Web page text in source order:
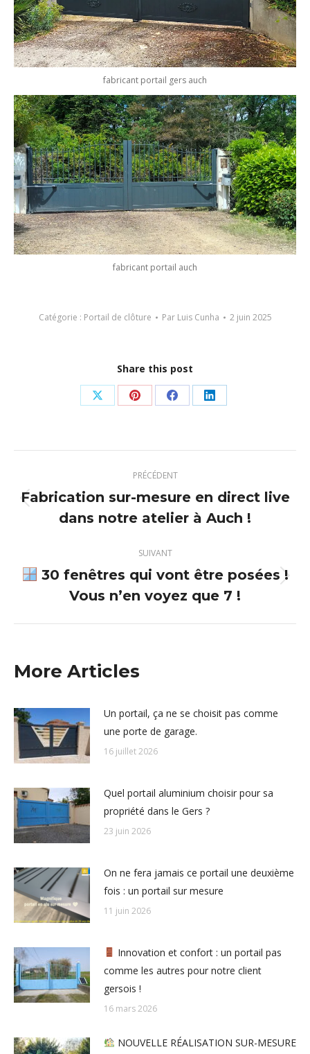
fabricant portail gers auch
fabricant portail auch
Catégorie : Portail de clôture Par Luis Cunha 2 juin 2025
Share this post
Partager
X
Partager
Pinterest
Partager
Facebook
Partager
LinkedIn
article
PRÉCÉDENT
Article
précédent
Fabrication sur-mesure en direct live
dans notre atelier à Auch !
SUIVANT
Article
suivant
:
30 fenêtres qui vont être posées !
Vous n’en voyez que 7 !
More Articles
Un portail, ça ne se choisit pas comme
une porte de garage.
16 juillet 2026
Quel portail aluminium choisir pour sa
propriété dans le Gers ?
23 juin 2026
On ne fera jamais ce portail une deuxième
fois : un portail sur mesure
11 juin 2026
Innovation et confort : un portail pas
comme les autres pour notre client
gersois !
16 mars 2026
NOUVELLE RÉALISATION SUR-MESURE